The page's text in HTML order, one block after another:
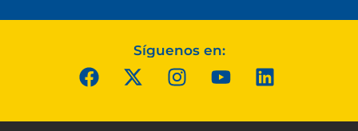
Síguenos en: